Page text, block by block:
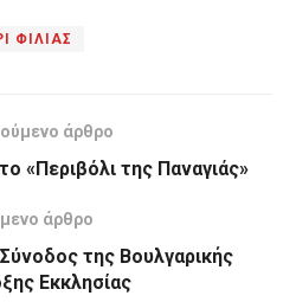
ΦΙΛΙΑΣ
άρθρο
«Περιβόλι της Παναγιάς»
άρθρο
Σύνοδος της Βουλγαρικής
Εκκλησίας